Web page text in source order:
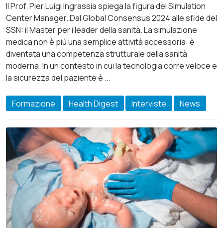
Il Prof. Pier Luigi Ingrassia spiega la figura del Simulation
Center Manager. Dal Global Consensus 2024 alle sfide del
SSN: il Master per i leader della sanità. La simulazione
medica non è più una semplice attività accessoria: è
diventata una competenza strutturale della sanità
moderna. In un contesto in cui la tecnologia corre veloce e
la sicurezza del paziente è ...
Formazione Health Digest Interviste News